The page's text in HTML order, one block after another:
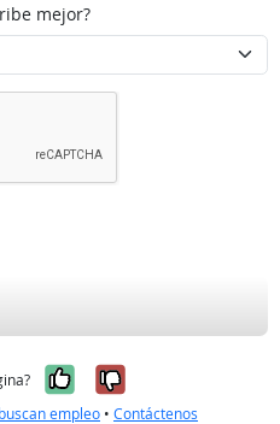
mejor?
Sí, fue útil
No, no fue
empleo • Contáctenos